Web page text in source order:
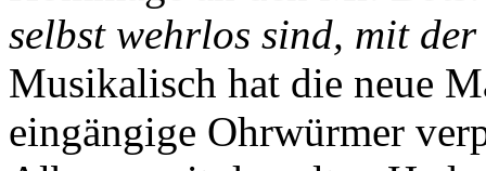
selbst wehrlos sind, mit
Musikalisch hat die neue
eingängige Ohrwürmer